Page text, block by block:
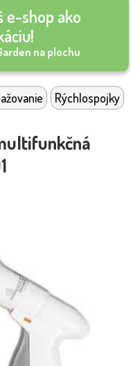
e-shop ako
na plochu
Rýchlospojky